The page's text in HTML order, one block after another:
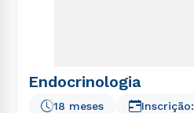
Endocrinologia
18 meses
Inscrição: